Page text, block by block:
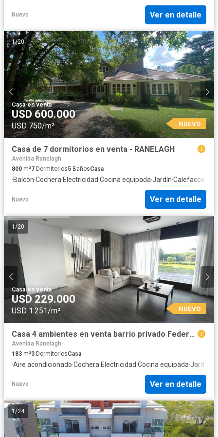
Nuevo Ver en detalle
1/20
Casa·en venta
USD 600.000
USD 750/m² NUEVO
Casa de 7 dormitorios en venta - RANELAGH
Avenida Ranelagh
800 m²7 Dormitorios5 BañosCasa
·Balcón·Cochera·Electricidad·Cocina equipada·Jardín·Calefacción
Nuevo Ver en detalle
1 /20
Casa·en venta
USD 229.000
USD 1.251/m² NUEVO
Casa 4 ambientes en venta barrio privado Federico 1 / Berazategui.
Avenida Ranelagh
183 m²3 DormitoriosCasa
·Aire acondicionado·Cochera·Electricidad·Cocina equipada·Jardín
Nuevo Ver en detalle
1/24